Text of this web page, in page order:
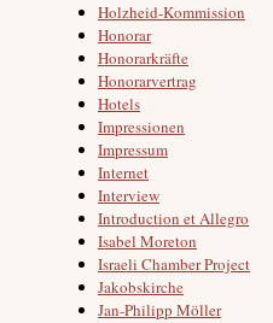
Holzheid-Kommission
Honorar
Honorarkräfte
Honorarvertrag
Hotels
Impressionen
Impressum
Internet
Interview
Introduction et Allegro
Isabel Moreton
Israeli Chamber Project
Jakobskirche
Jan-Philipp Möller